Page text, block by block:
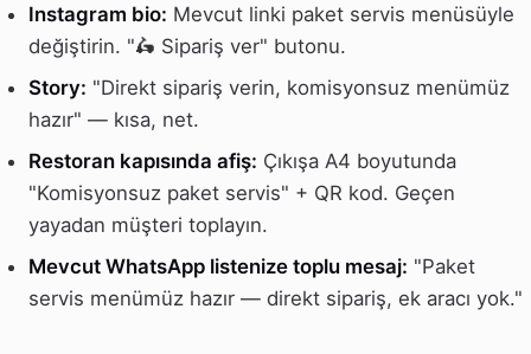
Instagram bio: Mevcut linki paket servis menüsüyle
değiştirin. "🛵 Sipariş ver" butonu.
Story: "Direkt sipariş verin, komisyonsuz menümüz
hazır" — kısa, net.
Restoran kapısında afiş: Çıkışa A4 boyutunda
"Komisyonsuz paket servis" + QR kod. Geçen
yayadan müşteri toplayın.
Mevcut WhatsApp listenize toplu mesaj: "Paket
servis menümüz hazır — direkt sipariş, ek aracı yok."